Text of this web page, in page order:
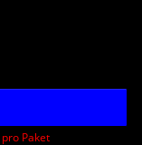
pro Paket